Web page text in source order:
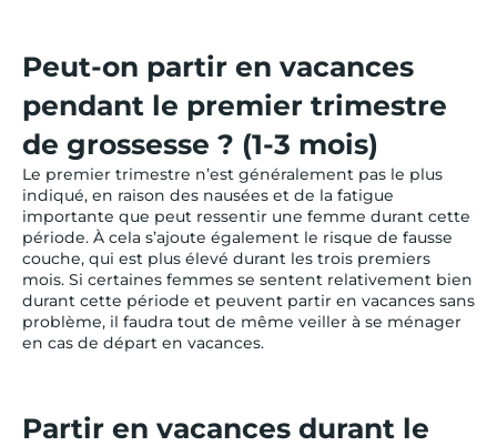
Peut-on partir en vacances
pendant le premier trimestre
de grossesse ? (1-3 mois)
Le premier trimestre n’est généralement pas le plus
indiqué, en raison des nausées et de la fatigue
importante que peut ressentir une femme durant cette
période. À cela s’ajoute également le risque de fausse
couche, qui est plus élevé durant les trois premiers
mois. Si certaines femmes se sentent relativement bien
durant cette période et peuvent partir en vacances sans
problème, il faudra tout de même veiller à se ménager
en cas de départ en vacances.
Partir en vacances durant le